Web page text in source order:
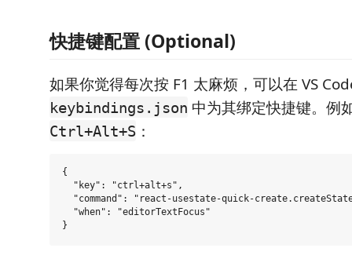
快捷键配置 (Optional)
如果你觉得每次按 F1 太麻烦，可以在 VS
keybindings.json 中为其绑定快捷键。例
Ctrl+Alt+S ：
{
  "key": "ctrl+alt+s",
"command": "react-usestate-quick-
  "when": "editorTextFocus"